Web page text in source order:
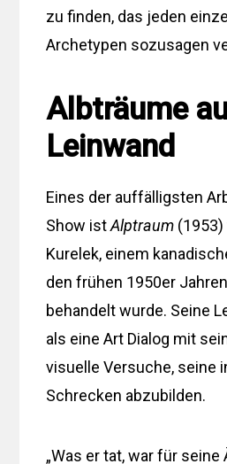
zu finden, das jeden
Archetypen sozusagen
Albträume
Leinwand
Eines der auffälligsten
Show istAlptraum (1953)
Kurelek, einem
den frühen 1950er
behandelt wurde. Seine
als eine Art Dialog mit
visuelle Versuche, seine
Schrecken abzubilden.
„Was er tat, war für seine